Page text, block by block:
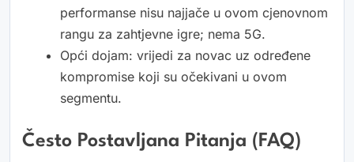
performanse nisu najjače u ovom cjenovnom
rangu za zahtjevne igre; nema 5G.
Opći dojam: vrijedi za novac uz određene
kompromise koji su očekivani u ovom
segmentu.
Često Postavljana Pitanja (FAQ)